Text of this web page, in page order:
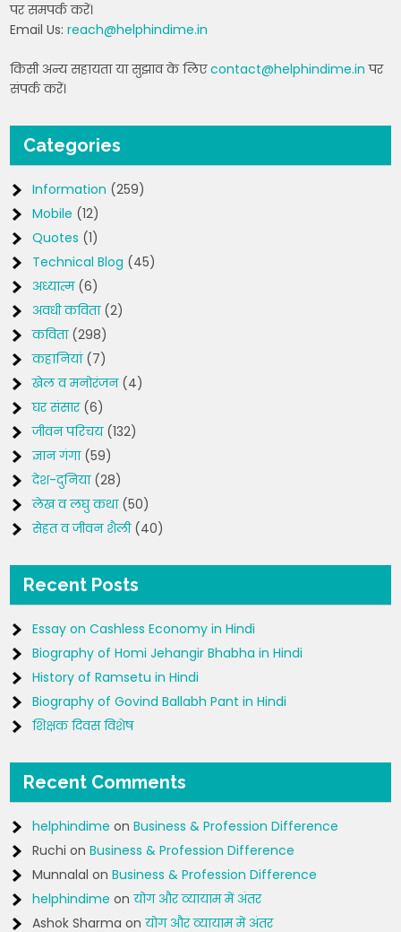
पर समपर्क करें।
Email Us:reach@helphindime.in
किसी अन्य सहायता या सुझाव के लिएcontact@helphindime.in पर
संपर्क करें।
Categories
Information (259)
Mobile (12)
Quotes (1)
Technical Blog (45)
अध्यात्म(6)
अवधी कविता(2)
कविता(298)
कहानियां(7)
खेल व मनोरंजन(4)
घर संसार(6)
जीवन परिचय(132)
ज्ञान गंगा(59)
देश-दुनिया(28)
लेख व लघु कथा(50)
सेहत व जीवन शैली(40)
Recent Posts
Essay on Cashless Economy in Hindi
Biography of Homi Jehangir Bhabha in Hindi
History of Ramsetu in Hindi
Biography of Govind Ballabh Pant in Hindi
शिक्षक दिवस विशेष
Recent Comments
helphindime onBusiness & Profession Difference
Ruchi onBusiness & Profession Difference
Munnalal onBusiness & Profession Difference
helphindime onयोग और व्यायाम में अंतर
Ashok Sharma onयोग और व्यायाम में अंतर